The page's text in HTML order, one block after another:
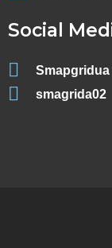
Social
smagrida02